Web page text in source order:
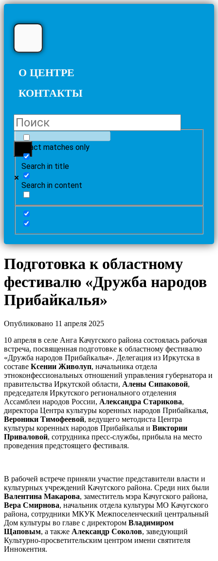
О ЦЕНТРЕ
КОНТАКТЫ
Exact matches only
Search in title
Search in content
Подготовка к областному
фестивалю «Дружба народов
Прибайкалья»
Опубликовано 11 апреля 2025
10 апреля в селе Анга Качугского района состоялась рабочая
встреча, посвященная подготовке к областному фестивалю
«Дружба народов Прибайкалья». Делегация из Иркутска в
составе Ксении Живолуп, начальника отдела
этноконфессиональных отношений управления губернатора и
правительства Иркутской области, Алены Сипаковой,
председателя Иркутского регионального отделения
Ассамблеи народов России, Александра Старикова,
директора Центра культуры коренных народов Прибайкалья,
Вероники Тимофеевой, ведущего методиста Центра
культуры коренных народов Прибайкалья и Виктории
Приваловой, сотрудника пресс-службы, прибыла на место
проведения предстоящего фестиваля.
В рабочей встрече приняли участие представители власти и
культурных учреждений Качугского района. Среди них были
Валентина Макарова, заместитель мэра Качугского района,
Вера Смирнова, начальник отдела культуры МО Качугского
района, сотрудники МКУК Межпоселенческий центральный
Дом культуры во главе с директором Владимиром
Щаповым, а также Александр Соколов, заведующий
Культурно-просветительским центром имени святителя
Иннокентия.